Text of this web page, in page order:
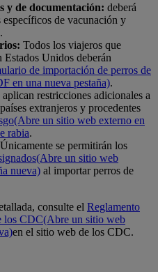
y de documentación: deberá
de vacunación y
Todos los viajeros que
Estados Unidos deberán
de importación de perros de
en una nueva pestaña).
aplican restricciones adicionales a
extranjeros y procedentes
(Abre un sitio web externo en
rabia.
Únicamente se permitirán los
(Abre un sitio web
nueva) al importar perros de
consulte el Reglamento
los CDC(Abre un sitio web
en el sitio web de los CDC.